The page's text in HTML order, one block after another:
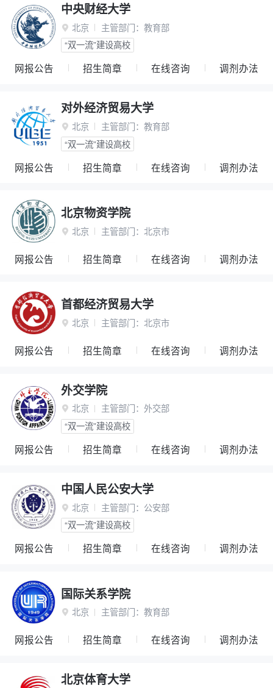
中央财经大学
 北京 主管部门： 教育部
“双一流”建设高校
网报公告 招生简章 在线咨询 调剂办法
对外经济贸易大学
 北京 主管部门： 教育部
“双一流”建设高校
网报公告 招生简章 在线咨询 调剂办法
北京物资学院
 北京 主管部门： 北京市
网报公告 招生简章 在线咨询 调剂办法
首都经济贸易大学
 北京 主管部门： 北京市
网报公告 招生简章 在线咨询 调剂办法
外交学院
 北京 主管部门： 外交部
“双一流”建设高校
网报公告 招生简章 在线咨询 调剂办法
中国人民公安大学
 北京 主管部门： 公安部
“双一流”建设高校
网报公告 招生简章 在线咨询 调剂办法
国际关系学院
 北京 主管部门： 教育部
网报公告 招生简章 在线咨询 调剂办法
北京体育大学